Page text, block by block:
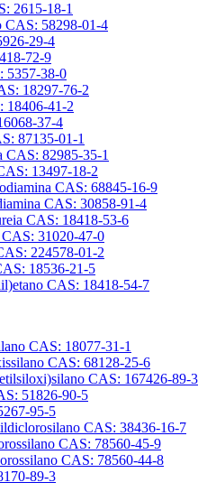
2615-18-1
CAS: 58298-01-4
29-4
72-9
5357-38-0
18297-76-2
18406-41-2
37-4
87135-01-1
82985-35-1
13497-18-2
CAS: 68845-16-9
CAS: 30858-91-4
CAS: 18418-53-6
31020-47-0
224578-01-2
18536-21-5
CAS: 18418-54-7
CAS: 18077-31-1
CAS: 68128-25-6
CAS: 167426-89-3
51826-90-5
95-5
CAS: 38436-16-7
CAS: 78560-45-9
CAS: 78560-44-8
89-3